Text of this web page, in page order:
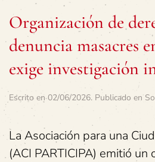
Organización de
denuncia masacres
exige investigación
Escrito en02/06/2026. Publicado en
La Asociación para una
(ACI PARTICIPA) emitió